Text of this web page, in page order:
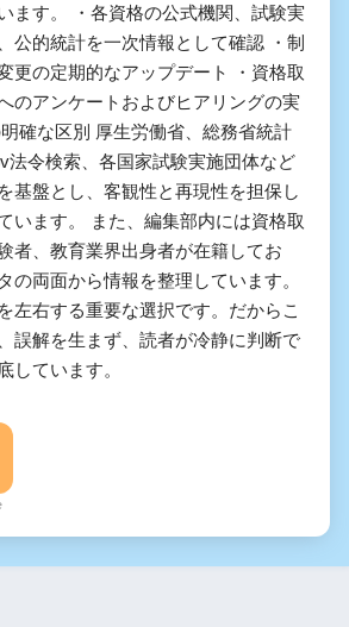
ます。 ・各資格の公式機関、試験実
公的統計を一次情報として確認 ・制
更の定期的なアップデート ・資格取
のアンケートおよびヒアリングの実
確な区別 厚生労働省、総務省統計
法令検索、各国家試験実施団体など
基盤とし、客観性と再現性を担保し
います。 また、編集部内には資格取
者、教育業界出身者が在籍してお
の両面から情報を整理しています。
左右する重要な選択です。だからこ
誤解を生まず、読者が冷静に判断で
しています。